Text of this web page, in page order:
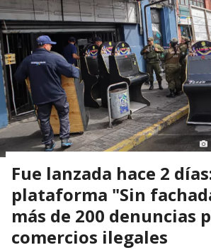
Fue lanzada hace 2
plataforma "Sin
más de 200 denuncias
comercios ilegales